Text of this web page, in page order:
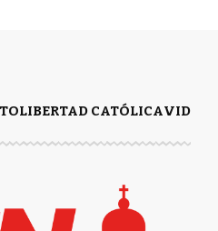
LIBERTAD CATÓLICAVIDA